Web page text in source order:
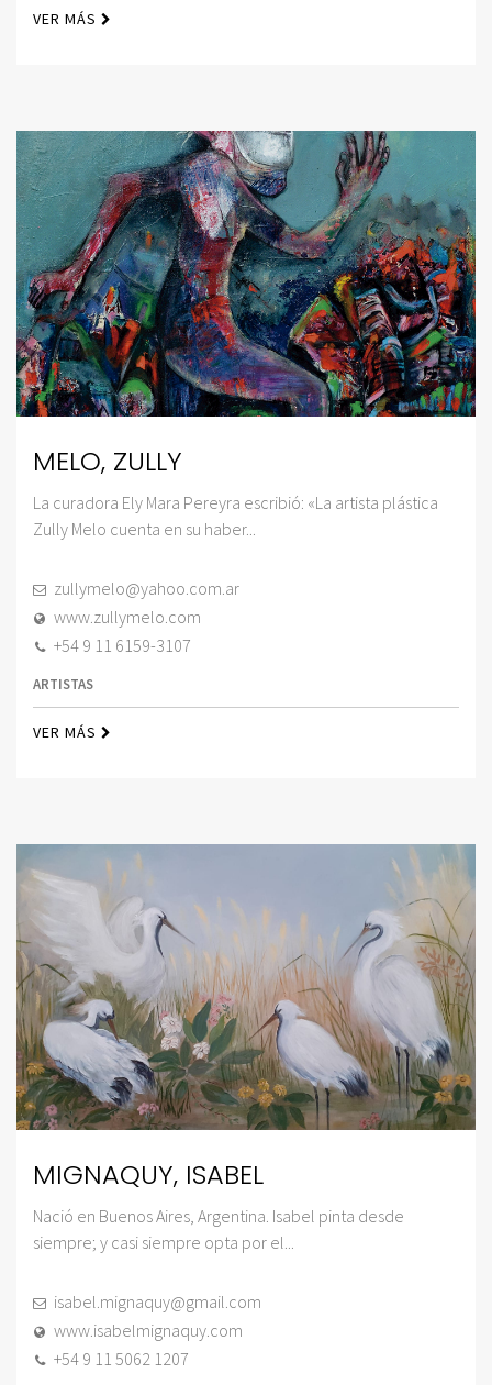
VER MÁS
MELO, ZULLY
La curadora Ely Mara Pereyra escribió: «La artista plástica
Zully Melo cuenta en su haber...
zullymelo@yahoo.com.ar
www.zullymelo.com
+54 9 11 6159-3107
ARTISTAS
VER MÁS
MIGNAQUY, ISABEL
Nació en Buenos Aires, Argentina. Isabel pinta desde
siempre; y casi siempre opta por el...
isabel.mignaquy@gmail.com
www.isabelmignaquy.com
+54 9 11 5062 1207